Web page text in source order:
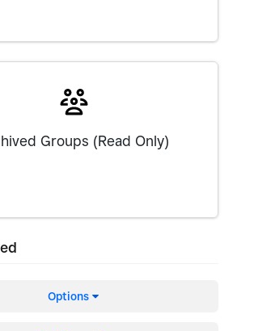
Groups (Read Only)
Options